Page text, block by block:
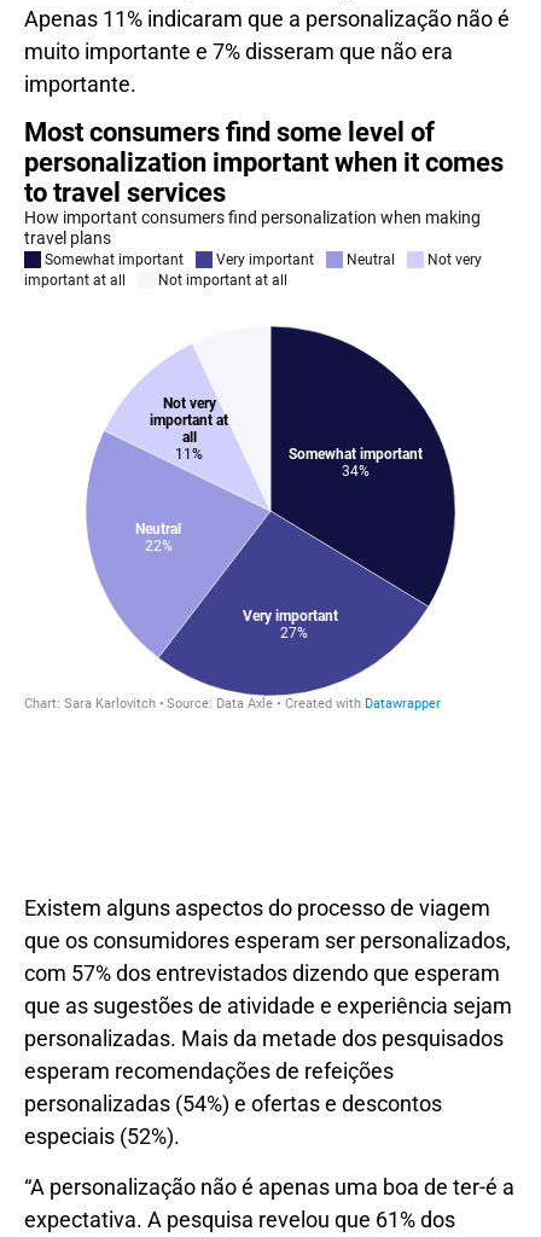
Apenas 11% indicaram que a personalização não é
muito importante e 7% disseram que não era
importante.
Existem alguns aspectos do processo de viagem
que os consumidores esperam ser personalizados,
com 57% dos entrevistados dizendo que esperam
que as sugestões de atividade e experiência sejam
personalizadas. Mais da metade dos pesquisados ​​
esperam recomendações de refeições
personalizadas (54%) e ofertas e descontos
especiais (52%).
“A personalização não é apenas uma boa de ter-é a
expectativa. A pesquisa revelou que 61% dos